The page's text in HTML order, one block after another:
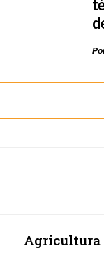
Agricultura